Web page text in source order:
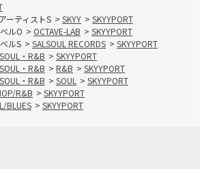
アーティストS > SKYY > SKYYPORT
ルO > OCTAVE-LAB > SKYYPORT
ルS > SALSOUL RECORDS > SKYYPORT
SOUL・R&B > SKYYPORT
SOUL・R&B > R&B > SKYYPORT
SOUL・R&B > SOUL > SKYYPORT
R&B > SKYYPORT
BLUES > SKYYPORT